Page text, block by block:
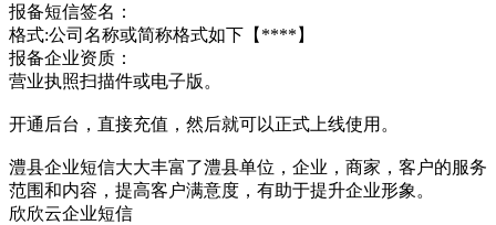
报备短信签名：
格式:公司名称或简称格式如下【****】
报备企业资质：
营业执照扫描件或电子版。
开通后台，直接充值，然后就可以正式上线使用。
澧县企业短信大大丰富了澧县单位，企业，商家，客户的服务
范围和内容，提高客户满意度，有助于提升企业形象。
欣欣云企业短信